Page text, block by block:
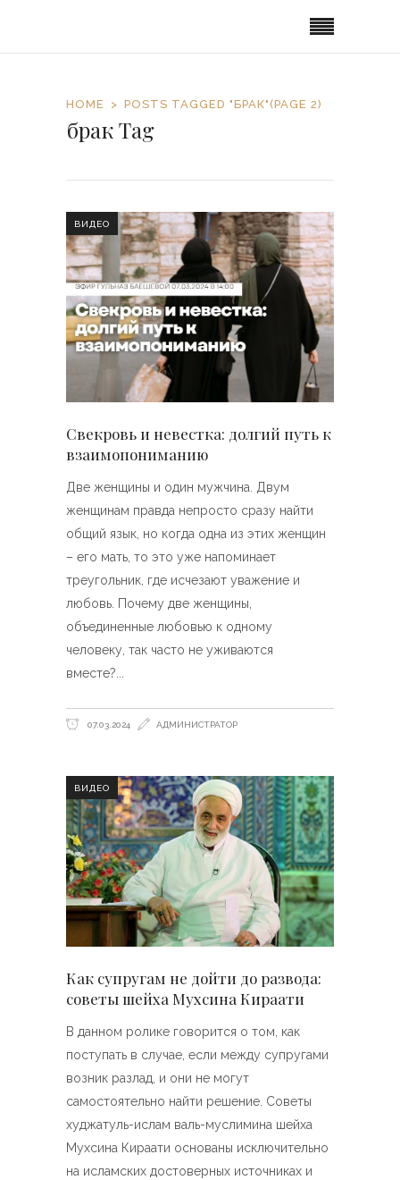
HOME POSTS TAGGED "БРАК" (PAGE 2)
брак Tag
ВИДЕО
Свекровь и невестка: долгий путь к
взаимопониманию
Две женщины и один мужчина. Двум
женщинам правда непросто сразу найти
общий язык, но когда одна из этих женщин
– его мать, то это уже напоминает
треугольник, где исчезают уважение и
любовь. Почему две женщины,
объединенные любовью к одному
человеку, так часто не уживаются
вместе?
07.03.2024 АДМИНИСТРАТОР
ВИДЕО
Как супругам не дойти до развода:
советы шейха Мухсина Кираати
В данном ролике говорится о том, как
поступать в случае, если между супругами
возник разлад, и они не могут
самостоятельно найти решение. Советы
худжатуль-ислам валь-муслимина шейха
Мухсина Кираати основаны исключительно
на исламских достоверных источниках и